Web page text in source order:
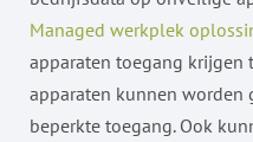
Managed werkplek
apparaten toegang krijgen
apparaten kunnen worden
beperkte toegang. Ook